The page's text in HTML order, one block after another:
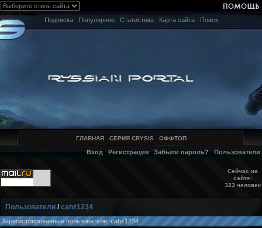
Подписка Популярное Статистика Карта сайта Поиск
ГЛАВНАЯ СЕРИЯ CRYSIS ОФФТОП
Вход Регистрация Забыли пароль? Пользователи
Сейчас на
сайте:
323 человек
Пользователи /cahz1234
Зарегистрированные пользователи: cahz1234